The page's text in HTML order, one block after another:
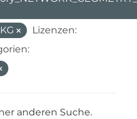
Lizenzen:
anderen Suche.